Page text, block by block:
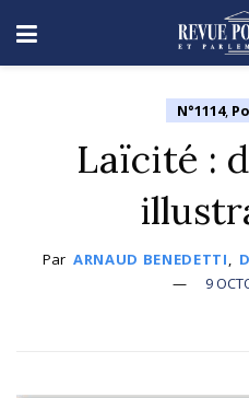
N°1114,
Laïcité :
Par ARNAUD BENEDETTI,
9